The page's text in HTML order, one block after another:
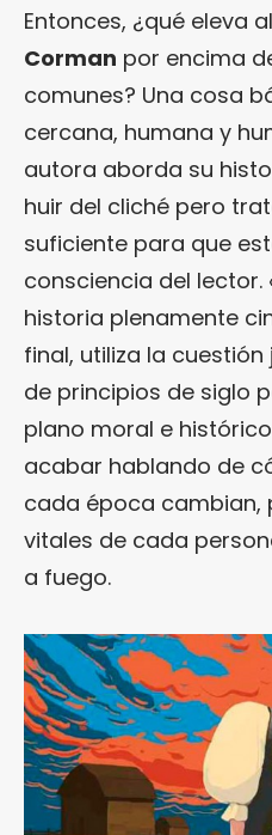
Entonces, ¿qué eleva
Corman por encima
comunes? Una cosa
cercana, humana y
autora aborda su
huir del cliché pero
suficiente para que
consciencia del lector.
historia plenamente
final, utiliza la cuestión
de principios de siglo
plano moral e
acabar hablando de
cada época cambian,
vitales de cada
a fuego.